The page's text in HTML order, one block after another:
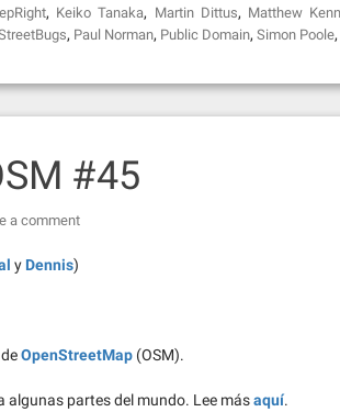
, Keiko Tanaka, Martin Dittus, Matthew
, Paul Norman, Public Domain, Simon Poole,
#45
a comment
y Dennis)
OpenStreetMap (OSM).
algunas partes del mundo. Lee másaquí.